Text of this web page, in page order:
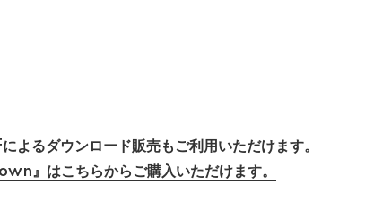
よるダウンロード販売もご利用いただけます。
』はこちらからご購入いただけます。